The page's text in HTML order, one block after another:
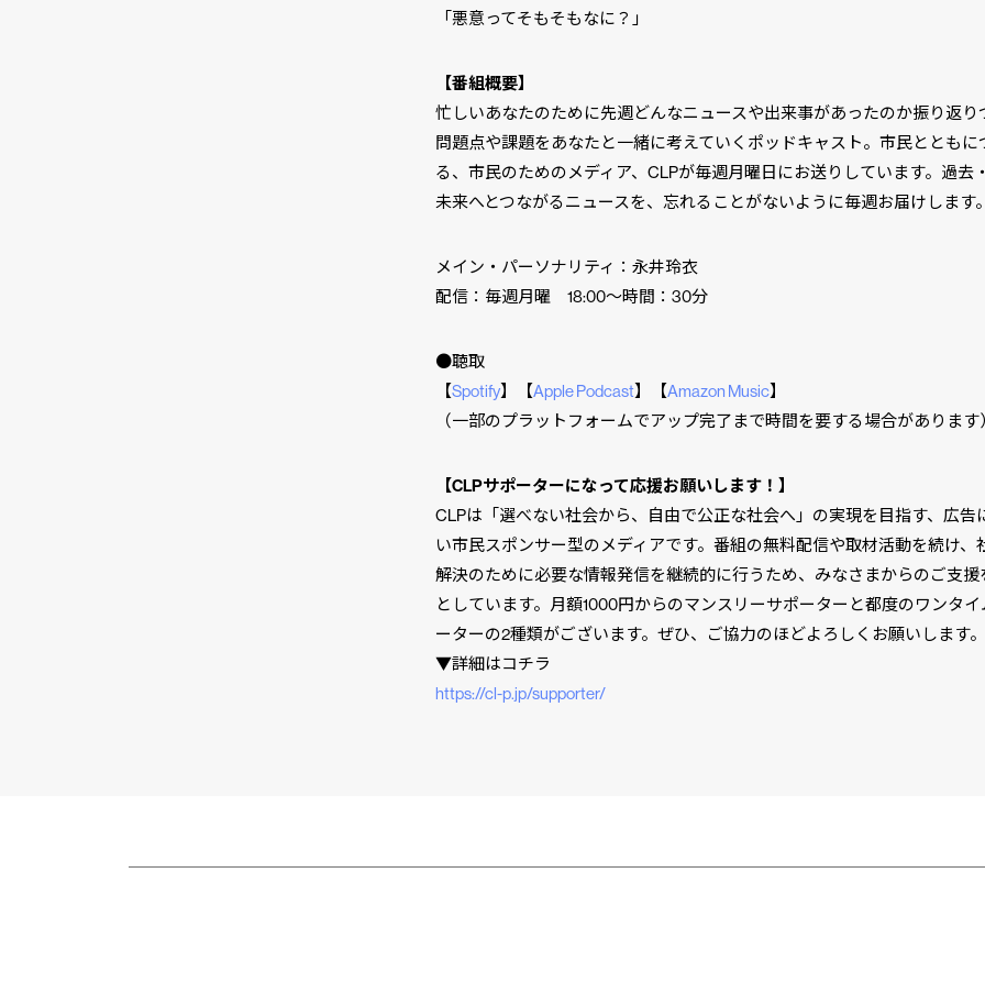
「悪意ってそもそもなに？」
【番組概要】
忙しいあなたのために先週どんなニュースや出来事があったのか振り返り
問題点や課題をあなたと一緒に考えていくポッドキャスト。市民とともに
る、市民のためのメディア、CLPが毎週月曜日にお送りしています。過去
未来へとつながるニュースを、忘れることがないように毎週お届けします
メイン・パーソナリティ：永井玲衣
配信：毎週月曜 18:00〜時間：30分
●聴取
【Spotify】【Apple Podcast】【Amazon Music】
（一部のプラットフォームでアップ完了まで時間を要する場合があります
【CLPサポーターになって応援お願いします！】
CLPは「選べない社会から、自由で公正な社会へ」の実現を目指す、広告
い市民スポンサー型のメディアです。番組の無料配信や取材活動を続け、
解決のために必要な情報発信を継続的に行うため、みなさまからのご支援
としています。月額1000円からのマンスリーサポーターと都度のワンタ
ーターの2種類がございます。ぜひ、ご協力のほどよろしくお願いします。
▼詳細はコチラ
⁠⁠⁠⁠⁠⁠⁠⁠⁠⁠⁠⁠⁠⁠⁠⁠⁠⁠⁠⁠⁠⁠⁠⁠⁠⁠⁠⁠⁠⁠⁠⁠⁠⁠⁠⁠⁠⁠https://cl-p.jp/supporter/